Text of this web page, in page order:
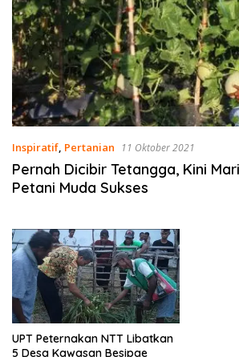
Inspiratif, Pertanian 11 Oktober 2021
Pernah Dicibir Tetangga, Kini
Petani Muda Sukses
UPT Peternakan NTT Libatkan
5 Desa Kawasan Besipae